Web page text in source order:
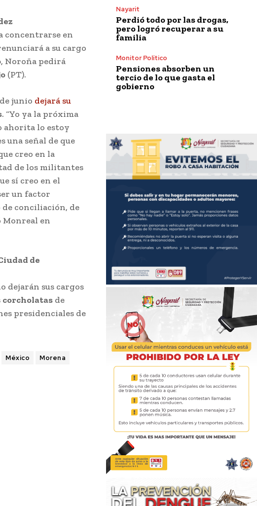
concentrarse en
a su cargo
, Noroña pedirá
(PT).
junio dejará su
. “Yo ya la próxima
ahorita lo estoy
una señal de que
creo en la
de los militantes
sí creo en el
un factor
conciliación, de
Monreal en
de
dejarán sus cargos
corcholatas de
presidenciales de
México
Morena
Nayarit
Perdió todo por las drogas,
pero logró recuperar a su
familia
Monitor Político
Pensiones absorben un
tercio de lo que gasta el
gobierno